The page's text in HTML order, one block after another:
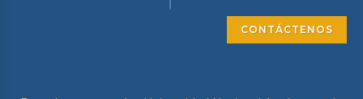
CONTÁCTENOS